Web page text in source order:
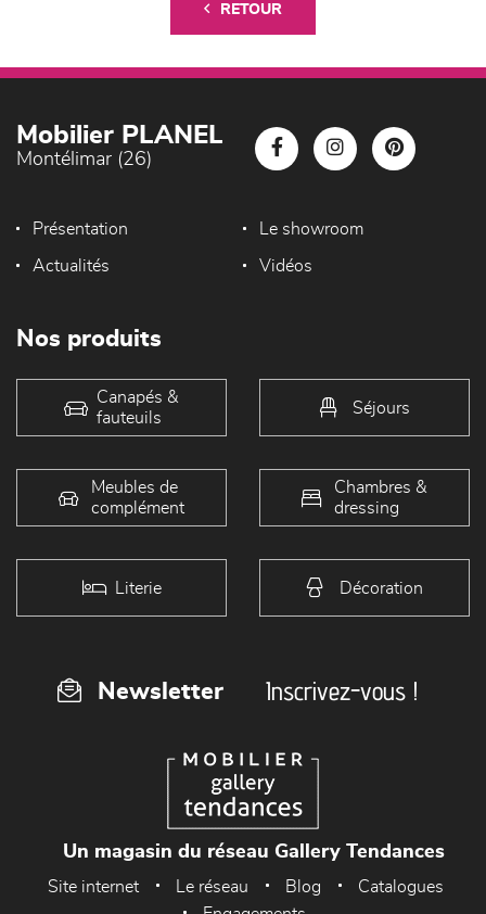
RETOUR
Mobilier PLANEL
Montélimar (26)
Présentation Le showroom
Actualités Vidéos
Nos produits
Canapés &
fauteuils
Séjours
Meubles de
complément
Chambres &
dressing
Literie Décoration
Newsletter Inscrivez-vous !
Un magasin du réseau Gallery Tendances
Site internet Le réseau Blog
Catalogues